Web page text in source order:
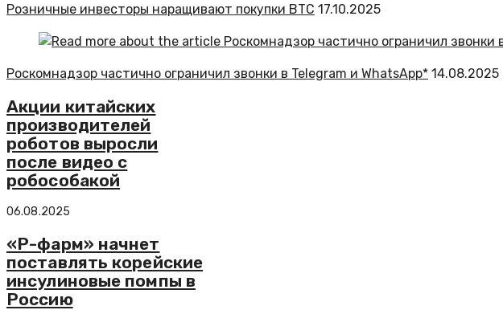
Розничные инвесторы наращивают покупки BTC 17.10.2025
Роскомнадзор частично ограничил звонки в Telegram и WhatsApp* 14.08.2025
Акции китайских
производителей
роботов выросли
после видео с
робособакой
06.08.2025
«Р-фарм» начнет
поставлять корейские
инсулиновые помпы в
Россию